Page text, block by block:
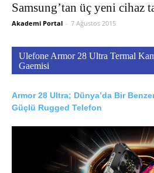
Samsung’tan üç yeni cihaz
Akademi Portal - 7 Ağustos 2015
Ulefone Armor 28 Ultra Termal
Gaemisi
Armor 28 Ultra; Dünya’da Bir
Güçlü Rugged Telefon